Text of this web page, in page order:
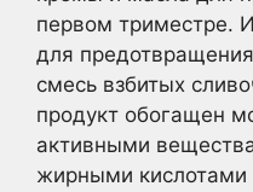
первом триместре.
для
смесь взбитых
продукт обогащен
активными
жирными кислотами